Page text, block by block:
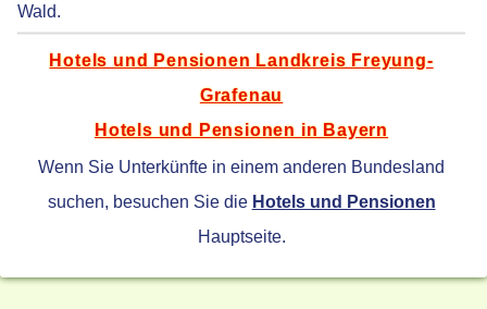
Wald.
Hotels und Pensionen Landkreis Freyung-
Grafenau
Hotels und Pensionen in Bayern
Wenn Sie Unterkünfte in einem anderen Bundesland
suchen, besuchen Sie die Hotels und Pensionen
Hauptseite.